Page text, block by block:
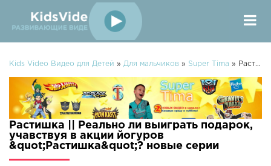
Kids Video Видео для Детей » Для мальчиков » Super Tima » Растишка || Реально ли выиграть подарок, учавствуя в акции йогуров "Растишка"?
Растишка || Реально ли выиграть подарок,
учавствуя в акции йогуров
&quot;Растишка&quot;? новые серии